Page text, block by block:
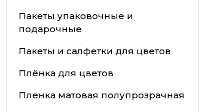
Пакеты упаковочные и
подарочные
Пакеты и салфетки для цветов
Плёнка для цветов
Пленка матовая полупрозрачная